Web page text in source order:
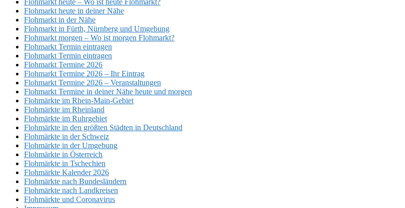
Flohmarkt heute – Wo ist heute Flohmarkt?
Flohmarkt heute in deiner Nähe
Flohmarkt in der Nähe
Flohmarkt in Fürth, Nürnberg und Umgebung
Flohmarkt morgen – Wo ist morgen Flohmarkt?
Flohmarkt Termin eintragen
Flohmarkt Termin eintragen
Flohmarkt Termine 2026
Flohmarkt Termine 2026 – Ihr Eintrag
Flohmarkt Termine 2026 – Veranstaltungen
Flohmarkt Termine in deiner Nähe heute und morgen
Flohmärkte im Rhein-Main-Gebiet
Flohmärkte im Rheinland
Flohmärkte im Ruhrgebiet
Flohmärkte in den größten Städten in Deutschland
Flohmärkte in der Schweiz
Flohmärkte in der Umgebung
Flohmärkte in Österreich
Flohmärkte in Tschechien
Flohmärkte Kalender 2026
Flohmärkte nach Bundesländern
Flohmärkte nach Landkreisen
Flohmärkte und Coronavirus